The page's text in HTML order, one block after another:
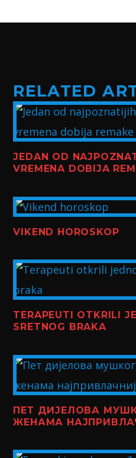
RELATED
JEDAN OD
VREMENA DOBIJA
VIKEND HOROSKOP
TERAPEUTI OTKRILI
SRETNOG BRAKA
ПЕТ ДИЈЕЛОВА
ЖЕНАМА